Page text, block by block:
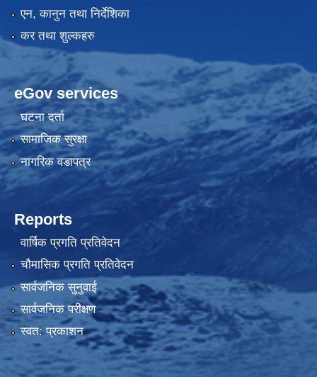
एन, कानुन तथा निर्देशिका
कर तथा शुल्कहरु
eGov services
घटना दर्ता
सामाजिक सुरक्षा
नागरिक वडापत्र
Reports
वार्षिक प्रगति प्रतिवेदन
चौमासिक प्रगति प्रतिवेदन
सार्वजनिक सुनुवाई
सार्वजनिक परीक्षण
स्वत: प्रकाशन